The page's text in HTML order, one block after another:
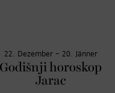
22. Dezember – 20. Jänner
Godišnji horoskop
Jarac